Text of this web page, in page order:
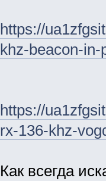
https://
khz-beacon-in-
https://
rx-136-khz-
Как всегда